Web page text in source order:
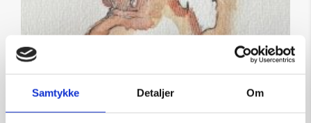
Samtykke Detaljer Om